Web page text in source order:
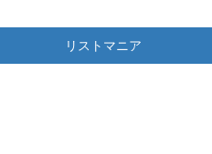
リストマニア